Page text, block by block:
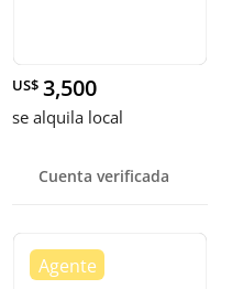
US$ 3,500
se alquila local
Cuenta verificada